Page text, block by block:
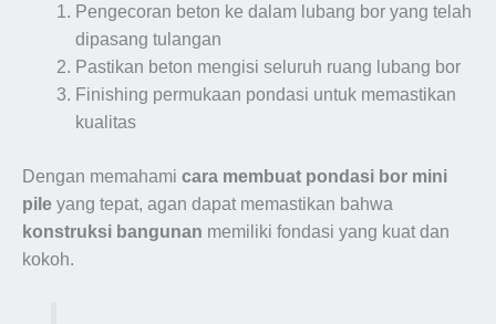
Pengecoran beton ke dalam lubang bor yang telah
dipasang tulangan
Pastikan beton mengisi seluruh ruang lubang bor
Finishing permukaan pondasi untuk memastikan
kualitas
Dengan memahami cara membuat pondasi bor mini
pile yang tepat, agan dapat memastikan bahwa
konstruksi bangunan memiliki fondasi yang kuat dan
kokoh.